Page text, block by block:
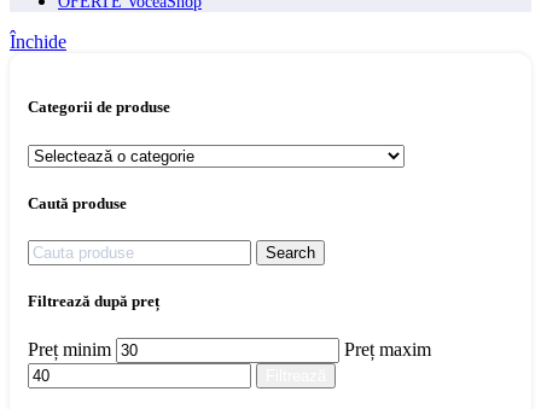
Închide
Categorii de produse
Caută produse
Search
Filtrează după preț
Preț minim Preț maxim